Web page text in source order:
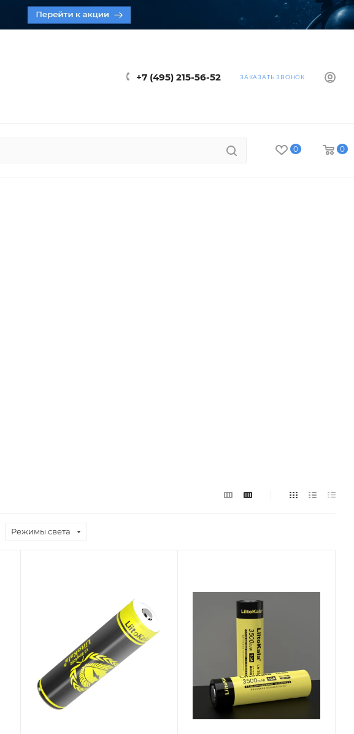
+7 (495) 215-56-52 ЗАКАЗАТЬ ЗВОНОК
0 0
Режимы света